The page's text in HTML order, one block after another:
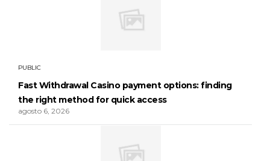
PUBLIC
Fast Withdrawal Casino payment options: finding
the right method for quick access
agosto 6, 2026